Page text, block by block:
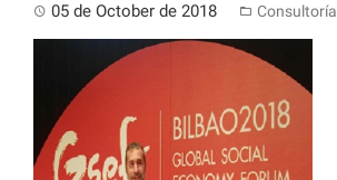
05 de October de 2018 Consultoría